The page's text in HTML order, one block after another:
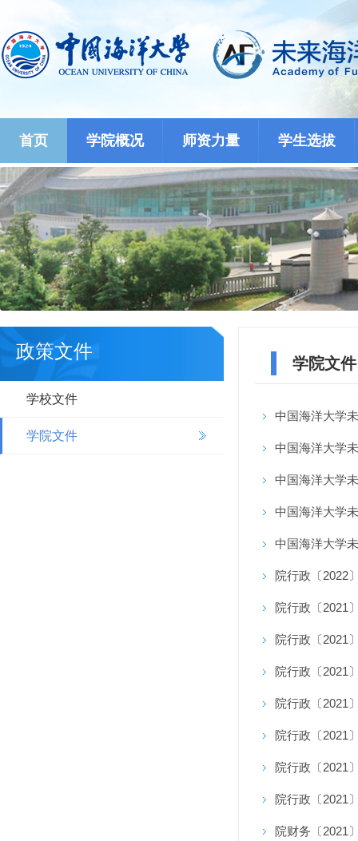
首页 学院概况 师资力量 学生选拔
政策文件
学校文件
学院文件
学院文件
中国海洋大学
中国海洋大学
中国海洋大学
中国海洋大学
中国海洋大学
院行政〔2022
院行政〔2021
院行政〔2021
院行政〔2021
院行政〔2021
院行政〔2021
院行政〔2021
院行政〔2021
院财务〔2021